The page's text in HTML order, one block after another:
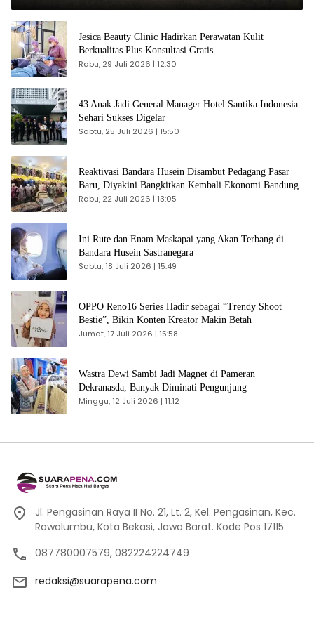
Jesica Beauty Clinic Hadirkan Perawatan Kulit
Berkualitas Plus Konsultasi Gratis
Rabu, 29 Juli 2026 | 12:30
43 Anak Jadi General Manager Hotel Santika Indonesia
Sehari Sukses Digelar
Sabtu, 25 Juli 2026 | 15:50
Reaktivasi Bandara Husein Disambut Pedagang Pasar
Baru, Diyakini Bangkitkan Kembali Ekonomi Bandung
Rabu, 22 Juli 2026 | 13:05
Ini Rute dan Enam Maskapai yang Akan Terbang di
Bandara Husein Sastranegara
Sabtu, 18 Juli 2026 | 15:49
OPPO Reno16 Series Hadir sebagai “Trendy Shoot
Bestie”, Bikin Konten Kreator Makin Betah
Jumat, 17 Juli 2026 | 15:58
Wastra Dewi Sambi Jadi Magnet di Pameran
Dekranasda, Banyak Diminati Pengunjung
Minggu, 12 Juli 2026 | 11:12
Jl. Pengasinan Raya II No. 21, Lt. 2, Kel. Pengasinan, Kec.
Rawalumbu, Kota Bekasi, Jawa Barat. Kode Pos 17115
087780007579, 082224224749
redaksi@suarapena.com